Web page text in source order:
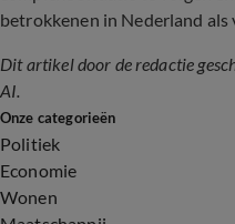
betrokkenen in Nederland als
Dit artikel door de redactie
AI.
Onze categorieën
Politiek
Economie
Wonen